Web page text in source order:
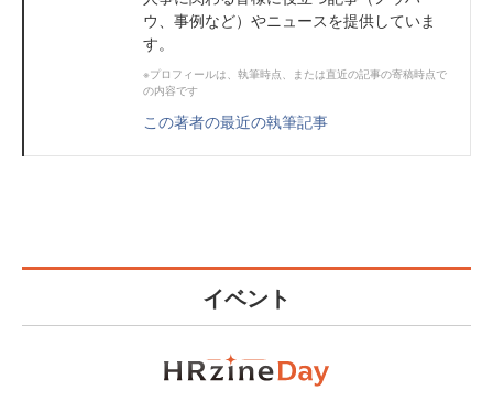
ウ、事例など）やニュースを提供していま
す。
※プロフィールは、執筆時点、または直近の記事の寄稿時点で
の内容です
この著者の最近の執筆記事
イベント